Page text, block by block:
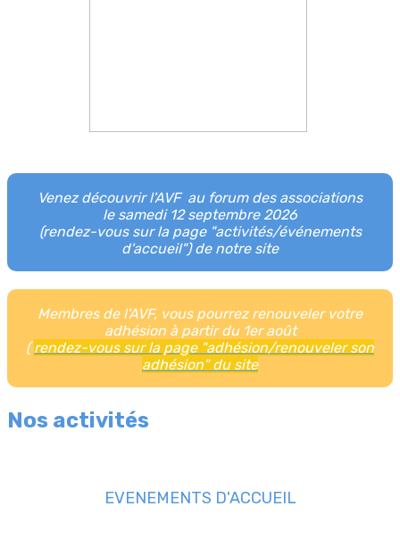
Venez découvrir l'AVF au forum des associations
le samedi 12 septembre 2026
(rendez-vous sur la page "activités/événements
d'accueil") de notre site
Membres de l'AVF, vous pourrez renouveler votre
adhésion à partir du 1er août
(rendez-vous sur la page "adhésion/renouveler son
adhésion" du site
Nos activités
EVENEMENTS D'ACCUEIL